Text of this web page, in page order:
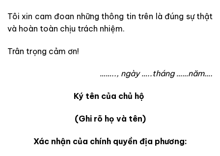
Tôi xin cam đoan những thông tin trên là đúng sự thật
và hoàn toàn chịu trách nhiệm.
Trân trọng cảm ơn!
…….., ngày …..tháng ……năm….
Ký tên của chủ hộ
(Ghi rõ họ và tên)
Xác nhận của chính quyền địa phương: